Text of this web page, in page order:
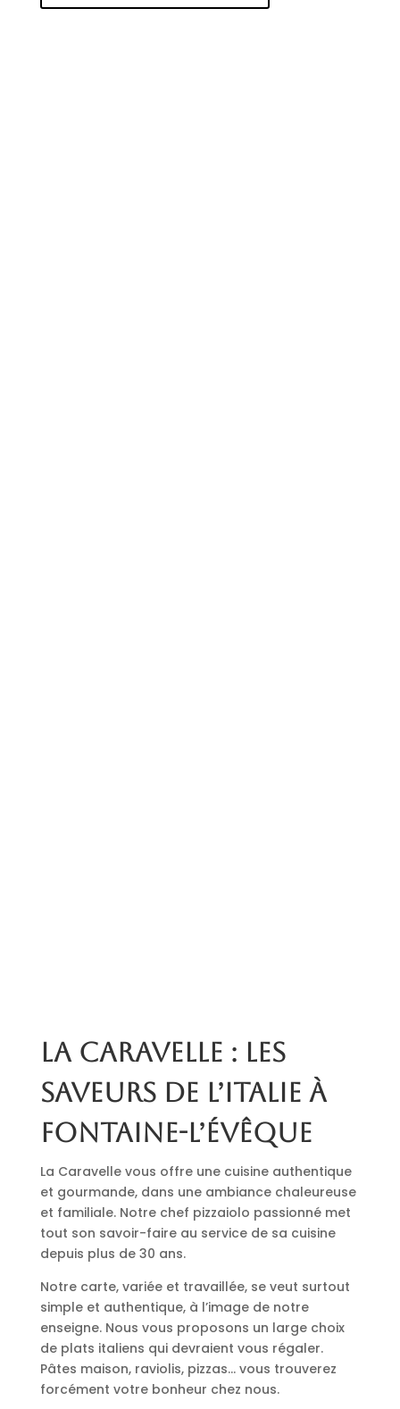
La Caravelle : les
saveurs de l’Italie à
Fontaine-l’Évêque
La Caravelle vous offre une cuisine authentique
et gourmande, dans une ambiance chaleureuse
et familiale. Notre chef pizzaiolo passionné met
tout son savoir-faire au service de sa cuisine
depuis plus de 30 ans.
Notre carte, variée et travaillée, se veut surtout
simple et authentique, à l’image de notre
enseigne. Nous vous proposons un large choix
de plats italiens qui devraient vous régaler.
Pâtes maison, raviolis, pizzas… vous trouverez
forcément votre bonheur chez nous.